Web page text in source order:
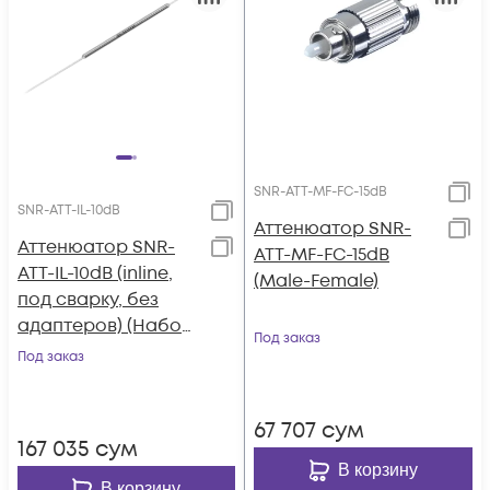
SNR-ATT-IL-10dB
Аттенюатор SNR-
ATT-IL-10dB (inline,
под сварку, без
адаптеров) (Набор
2шт)
Под заказ
167 035 сум
SNR-ATT-MF-FC-15dB
Аттенюатор SNR-
ATT-MF-FC-15dB
(Male-Female)
Под заказ
67 707 сум
В корзину